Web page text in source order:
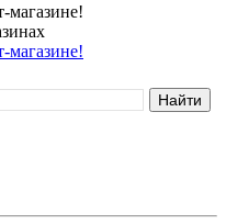
магазине!
магазине!